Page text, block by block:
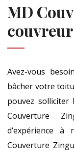
MD
Avez-vous
bâcher votre
pouvez solliciter
Couverture
d’expérience
Couverture